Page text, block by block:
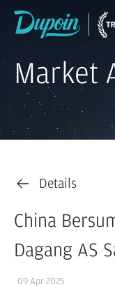
Market
Details
China
Dagang AS
09 Apr 2025